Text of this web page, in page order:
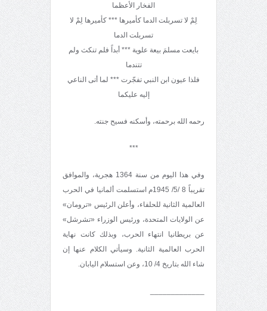
الفخار الأعظما
لِمْ لا تسربلت الدما كأميرها *** كأميرها لِمْ لا
تسربلت الدما
بايعت مسلمَ بيعة علوية *** أبداً فلم تنكث ولم
تتندما
فلذا عيون ابن النبي تفجّرت *** لما أتى الناعي
إليه عليكما
رحمه الله برحمته، وأسكنه فسيح جنته.
***
وفي هذا اليوم من سنة 1364 هجرية، والموافق
تقريباً 8 /5/ 1945م استسلمت ألمانيا في الحرب
العالمية الثانية للحلفاء، وأعلن الرئيس «ترومان»
عن الولايات المتحدة، ورئيس الوزراء «تشرشل»
عن بريطانيا انتهاء الحرب، وبذلك كانت نهاية
الحرب العالمية الثانية. وسيأتي الكلام عنها إن
شاء الله بتاريخ 4/ 10، وعن استسلام اليابان.